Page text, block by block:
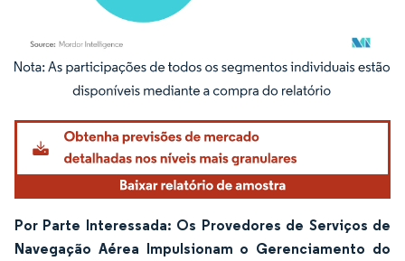
Imagem © Mordor Intelligence. O reuso requer atribuição conforme CC BY 4.0.
Por Parte Interessada: Os Provedores de Serviços de
Navegação Aérea Impulsionam o Gerenciamento do